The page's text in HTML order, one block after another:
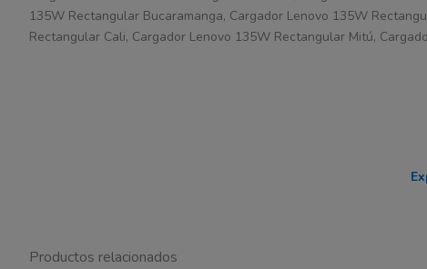
135W Rectangular Bucaramanga, Cargador Lenovo 135W
Rectangular Cali, Cargador Lenovo 135W Rectangular Mitú,
Productos relacionados